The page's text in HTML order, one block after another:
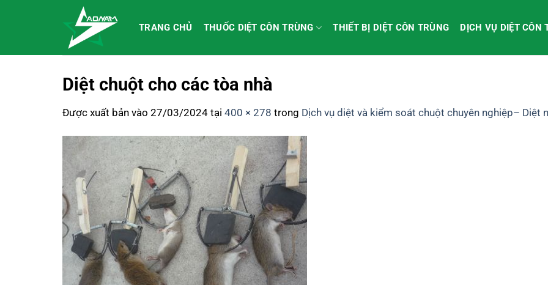
dung
TRANG CHỦ THUỐC DIỆT CÔN TRÙNG THIẾT BỊ DIỆT CÔN TRÙNG DỊCH VỤ DIỆT CÔN
Diệt chuột cho các tòa nhà
Được xuất bản vào 27/03/2024 tại 400 × 278 trong Dịch vụ diệt và kiểm soát chuột chuyên nghiệp– Diệt